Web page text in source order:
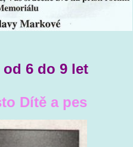
6 do 9 let
Dítě a pes